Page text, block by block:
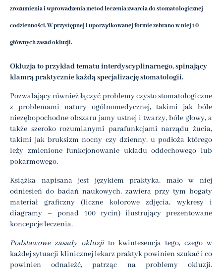
zrozumienia i wprowadzenia metod leczenia zwarcia do stomatologicznej
codzienności. W przystępnej i uporządkowanej formie zebrano w niej 10
głównych zasad okluzji.
Okluzja to przykład tematu interdyscyplinarnego, spinający
klamrą praktycznie każdą specjalizację stomatologii.
Pozwalający również łączyć problemy czysto stomatologiczne
z problemami natury ogólnomedycznej, takimi jak bóle
niezębopochodne obszaru jamy ustnej i twarzy, bóle głowy, a
także szeroko rozumianymi parafunkcjami narządu żucia,
takimi jak bruksizm nocny czy dzienny, u podłoża którego
leży zmienione funkcjonowanie układu oddechowego lub
pokarmowego.
Książka napisana jest językiem praktyka, mało w niej
odniesień do badań naukowych, zawiera przy tym bogaty
materiał graficzny (liczne kolorowe zdjęcia, wykresy i
diagramy – ponad 100 rycin) ilustrujący prezentowane
koncepcje leczenia.
Podstawowe zasady okluzjito kwintesencja tego, czego w
każdej sytuacji klinicznej lekarz praktyk powinien szukać i co
powinien odnaleźć, patrząc na problemy okluzji.